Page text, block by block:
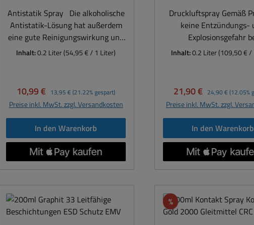
Antistatik Spray Die alkoholische
Antistatik-Lösung hat außerdem
eine gute Reinigungswirkung und
trocknet schnell
TV-Geräten, Acrylglas, Handyglas
usw. Weitere Besonderheit :
leitfähiger Flüssigfilm reduziert
Oberflächenwiderständehauchdün
n und transparent nicht
sichtbar mit Reinigungs-
Alkohol entfernt Schmutz aller Art
zum temporären Schutz vor
elektrostatischer Áufladung auf
Kunststoff, Gummi, Glas oder
Inhalt:0.2 Liter(54,95 € / 1 Liter)
Verkaufspreis:
10,99 € Regulärer Preis:
13,95 € (21.22% gespart)
Preise inkl. MwSt. zzgl. Versandkosten
In den Warenkorb
Druckluftspray Gemäß Prüfung:
keine Entzündungs-
Explosionsgefahr
bestimmungsgemäßer
Anwendung:
Staubentfernung an
Elektronikgeräten aller
Mischpulte, CD
Uhrwerken, Projektoren,
Modellbau,
Inhalt:0.2 Liter(109,50 € /
Verkaufspreis:
21,90 € Regulärer Preis:
24,90 € (12.05%
Preise inkl. MwSt. zzgl.
In den Warenkorb
%Rabatt